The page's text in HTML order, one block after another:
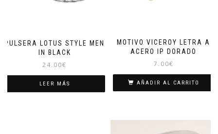
PULSERA LOTUS STYLE MEN
IN BLACK
24.00€
LEER MÁS
MOTIVO VICEROY LETRA A
ACERO IP DORADO
7.00€
AÑADIR AL CARRITO